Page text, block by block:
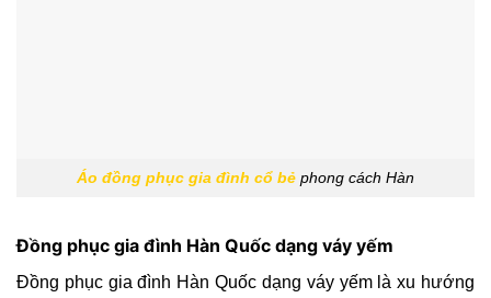
Áo đồng phục gia đình cổ bẻ phong cách Hàn
Đồng phục gia đình Hàn Quốc dạng váy yếm
Đồng phục gia đình Hàn Quốc dạng váy yếm là xu hướng